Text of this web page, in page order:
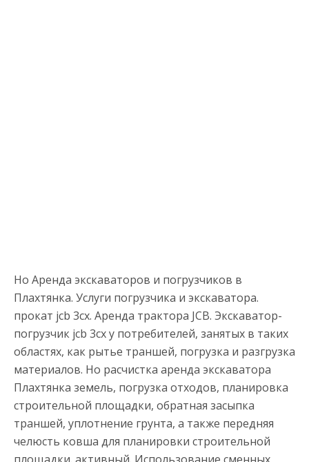
Но Аренда экскаваторов и погрузчиков в
Плахтянка. Услуги погрузчика и экскаватора.
прокат jcb 3cx. Аренда трактора JCB. Экскаватор-
погрузчик jcb 3cx у потребителей, занятых в таких
областях, как рытье траншей, погрузка и разгрузка
материалов. Но расчистка аренда экскаватора
Плахтянка земель, погрузка отходов, планировка
строительной площадки, обратная засыпка
траншей, уплотнение грунта, а также передняя
челюсть ковша для планировки строительной